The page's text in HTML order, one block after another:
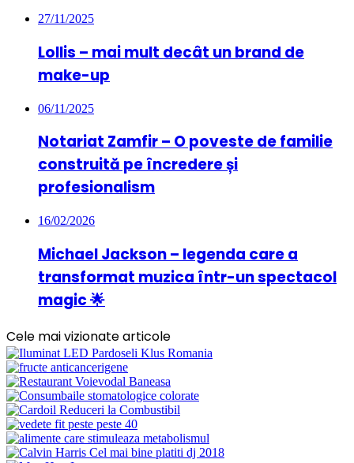
27/11/2025
Lollis – mai mult decât un brand de
make-up
06/11/2025
Notariat Zamfir – O poveste de familie
construită pe încredere și
profesionalism
16/02/2026
Michael Jackson – legenda care a
transformat muzica într-un spectacol
magic 🌟
Cele mai vizionate articole